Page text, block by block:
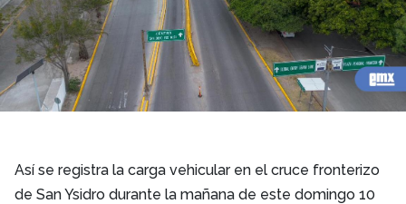
Así se registra la carga vehicular en el cruce fronterizo
de San Ysidro durante la mañana de este domingo 10